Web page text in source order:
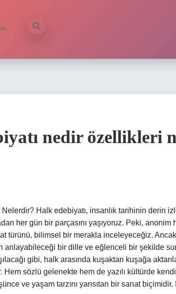
nedir özellikleri
Halk edebiyatı, insanlık tarihinin derin
her gün bir parçasını yaşıyoruz. Peki, anonim
türünü, bilimsel bir merakla inceleyeceğiz. Ancak
bir dille ve eğlenceli bir şekilde
gibi, halk arasında kuşaktan kuşağa
sözlü gelenekte hem de yazılı kültürde
ve yaşam tarzını yansıtan bir sanat